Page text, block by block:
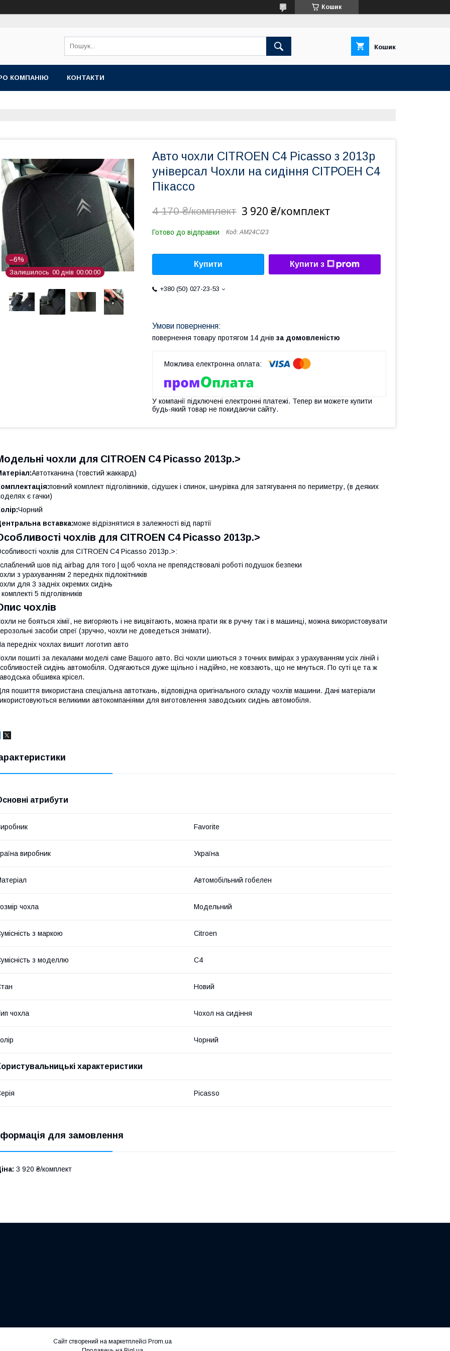
Кошик
Кошик
КОМПАНІЮ КОНТАКТИ
–6%
Залишилось 00 днів 00 00 00
Авто чохли CITROEN C4 Picasso з 2013р
універсал Чохли на сидіння СІТРОЕН С4
Пікассо
4 170 ₴/комплект 3 920 ₴/комплект
Готово до відправки Код:AM24CI23
Купити Купити з
+380 (50) 027-23-53
повернення товару протягом 14 днів за домовленістю
У компанії підключені електронні платежі. Тепер ви можете купити
будь-який товар не покидаючи сайту.
чохли для CITROEN C4 Picasso 2013р.>
Автотканина (товстий жаккард)
повний комплект підголівників, сідушек і спинок, шнурівка для затягування по периметру, (в деяких
є гачки)
Чорний
вставка:може відрізнятися в залежності від партії
чохлів для CITROEN C4 Picasso 2013р.>
чохлів для CITROEN C4 Picasso 2013р.>:
шов під airbag для того | щоб чохла не препядствовалі роботі подушок безпеки
з урахуванням 2 передніх підлокітників
для 3 задніх окремих сидінь
5 підголівників
чохлів
не бояться хімії, не вигоряють і не вицвітають, можна прати як в ручну так і в машинці, можна використовувати
засоби спреї (зручно, чохли не доведеться знімати).
передніх чохлах вишит логотип авто
пошиті за лекалами моделі саме Вашого авто. Всі чохли шиються з точних вимірах з урахуванням усіх ліній і
сидінь автомобіля. Одягаються дуже щільно і надійно, не ковзають, що не мнуться. По суті це та ж
обшивка крісел.
пошиття використана спеціальна автоткань, відповідна оригінального складу чохлів машини. Дані матеріали
великими автокомпаніями для виготовлення заводських сидінь автомобіля.
атрибути
Favorite
виробник Україна
Автомобільний гобелен
чохла Модельний
з маркою Citroen
з моделлю C4
Новий
чохла Чохол на сидіння
Чорний
характеристики
Picasso
для замовлення
3 920 ₴/комплект
Сайт створений на маркетплейсі Prom.ua